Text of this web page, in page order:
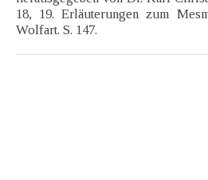
18, 19. Erläuterungen zum
Wolfart. S. 147.